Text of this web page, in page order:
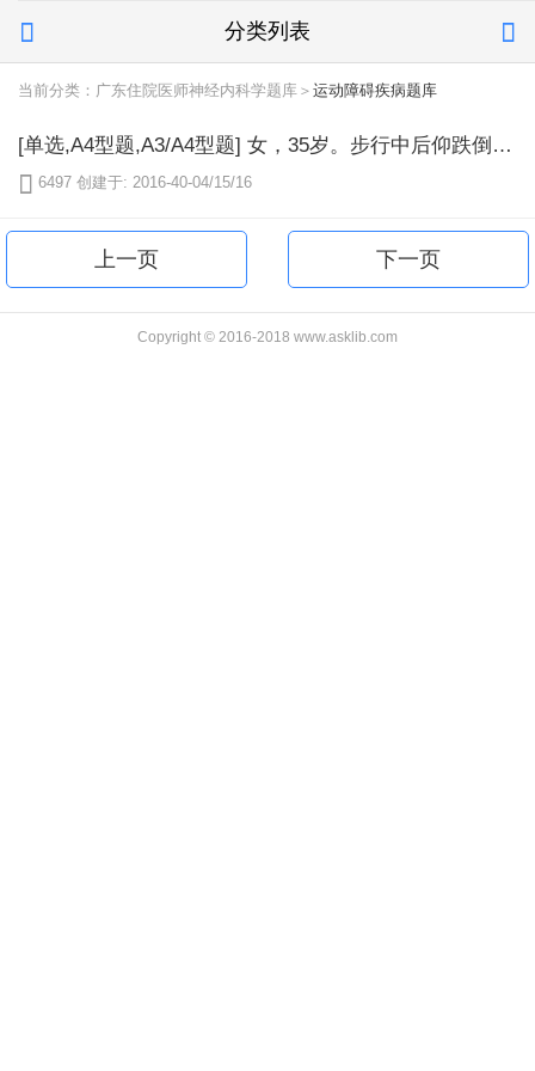
 分类列表 
当前分类：广东住院医师神经内科学题库＞ 运动障碍疾病题库
[单选,A4型题,A3/A4型题] 女，35岁。步行中后仰跌倒，右手掌撑地伤后1小时，右肩痛，不敢活动。检查：右肩方肩畸形，Dugas征（+）。需要对右肩关节做的辅助检查是（）
 6497 创建于: 2016-40-04/15/16
上一页 下一页
Copyright © 2016-2018 www.asklib.com